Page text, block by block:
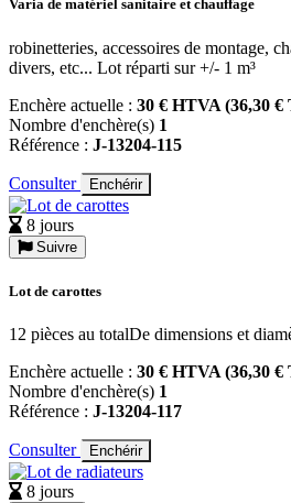
Varia de matériel sanitaire et chauffage
robinetteries, accessoires de montage,
divers, etc... Lot réparti sur +/- 1 m³
Enchère actuelle : 30 € HTVA (36,30
Nombre d'enchère(s) 1
Référence : J-13204-115
Consulter Enchérir
8 jours
Suivre
Lot de carottes
12 pièces au totalDe dimensions et
Enchère actuelle : 30 € HTVA (36,30
Nombre d'enchère(s) 1
Référence : J-13204-117
Consulter Enchérir
8 jours